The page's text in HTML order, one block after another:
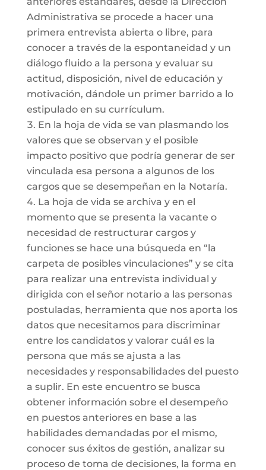
Administrativa se procede a hacer una
primera entrevista abierta o libre, para
conocer a través de la espontaneidad y un
diálogo fluido a la persona y evaluar su
actitud, disposición, nivel de educación y
motivación, dándole un primer barrido a lo
estipulado en su currículum.
En la hoja de vida se van plasmando los
valores que se observan y el posible
impacto positivo que podría generar de ser
vinculada esa persona a algunos de los
cargos que se desempeñan en la Notaría.
La hoja de vida se archiva y en el
momento que se presenta la vacante o
necesidad de restructurar cargos y
funciones se hace una búsqueda en “la
carpeta de posibles vinculaciones” y se cita
para realizar una entrevista individual y
dirigida con el señor notario a las personas
postuladas, herramienta que nos aporta los
datos que necesitamos para discriminar
entre los candidatos y valorar cuál es la
persona que más se ajusta a las
necesidades y responsabilidades del puesto
a suplir. En este encuentro se busca
obtener información sobre el desempeño
en puestos anteriores en base a las
habilidades demandadas por el mismo,
conocer sus éxitos de gestión, analizar su
proceso de toma de decisiones, la forma en